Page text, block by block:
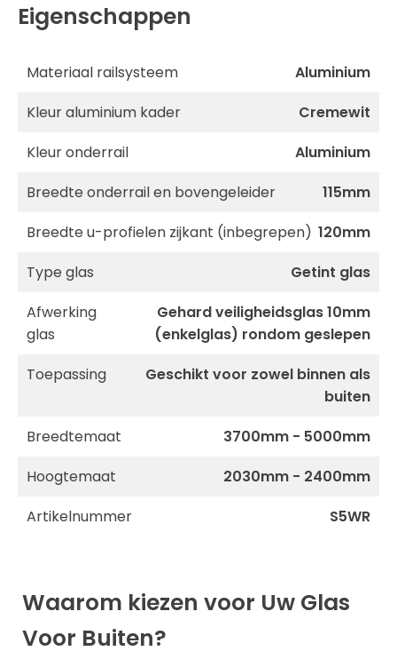
Eigenschappen
Materiaal railsysteem
Aluminium
Kleur aluminium kader
Cremewit
Kleur onderrail
Aluminium
Breedte onderrail en bovengeleider
115mm
Breedte u-profielen zijkant (inbegrepen) 120mm
Type glas
Getint glas
Afwerking
glas
Gehard veiligheidsglas 10mm
(enkelglas) rondom geslepen
Toepassing
Geschikt voor zowel binnen als
buiten
Breedtemaat
3700mm - 5000mm
Hoogtemaat
2030mm - 2400mm
Artikelnummer
S5WR
Waarom kiezen voor Uw Glas
Voor Buiten?